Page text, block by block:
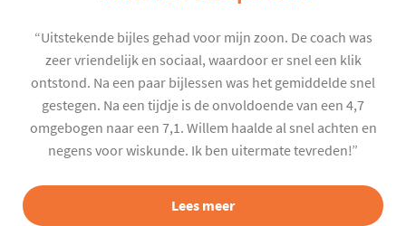
“Uitstekende bijles gehad voor mijn zoon. De coach was
zeer vriendelijk en sociaal, waardoor er snel een klik
ontstond. Na een paar bijlessen was het gemiddelde snel
gestegen. Na een tijdje is de onvoldoende van een 4,7
omgebogen naar een 7,1. Willem haalde al snel achten en
negens voor wiskunde. Ik ben uitermate tevreden!”
Lees meer